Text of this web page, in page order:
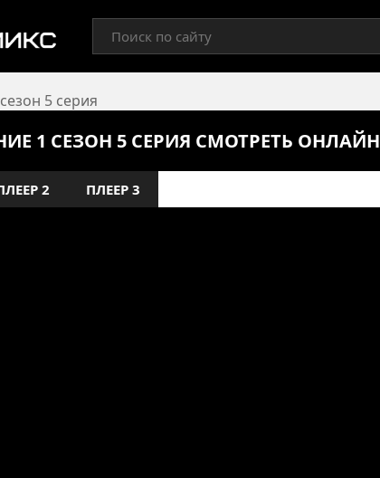
5 серия
1 СЕЗОН 5 СЕРИЯ СМОТРЕТЬ ОНЛАЙН
2 ПЛЕЕР 3